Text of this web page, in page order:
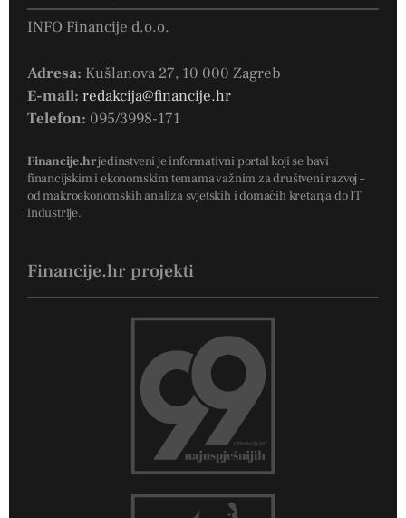
INFO Financije d.o.o.
Adresa: Kušlanova 27, 10 000 Zagreb
E-mail: redakcija@financije.hr
Telefon: 095/3998-171
Financije.hrjedinstveni je informativni portal koji se bavi
financijskim i ekonomskim temama važnim za društveni razvoj –
od makroekonomskih analiza svjetskih i domaćih kretanja do IT
industrije.
Financije.hr projekti